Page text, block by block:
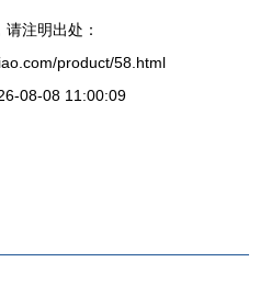
注明出处：
product/58.html
08-08 11:00:09